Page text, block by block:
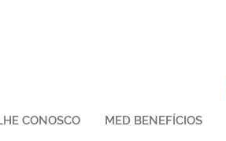
CONOSCO MED BENEFÍCIOS